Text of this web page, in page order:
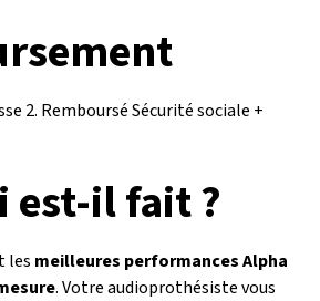
2. Remboursé Sécurité sociale +
est-il fait ?
les meilleures performances Alpha
. Votre audioprothésiste vous